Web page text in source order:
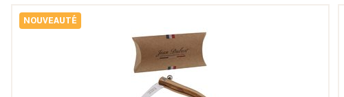
NOUVEAUTÉ